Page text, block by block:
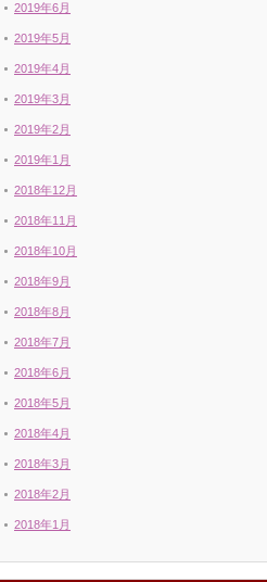
2019年6月
2019年5月
2019年4月
2019年3月
2019年2月
2019年1月
2018年12月
2018年11月
2018年10月
2018年9月
2018年8月
2018年7月
2018年6月
2018年5月
2018年4月
2018年3月
2018年2月
2018年1月